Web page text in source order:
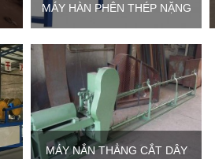
MÁY HÀN PHÊN THÉP NẶNG
MÁY NẮN THẲNG CẮT DÂY